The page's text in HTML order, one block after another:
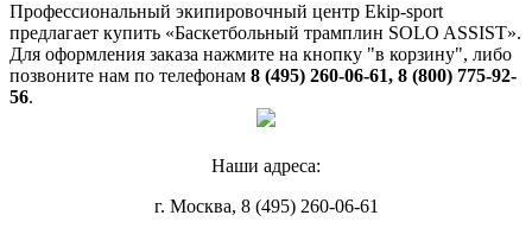
Профессиональный экипировочный центр Ekip-sport
предлагает купить «Баскетбольный трамплин SOLO ASSIST».
Для оформления заказа нажмите на кнопку "в корзину", либо
позвоните нам по телефонам 8 (495) 260-06-61, 8 (800) 775-92-
56.
Наши адреса:
г. Москва, 8 (495) 260-06-61